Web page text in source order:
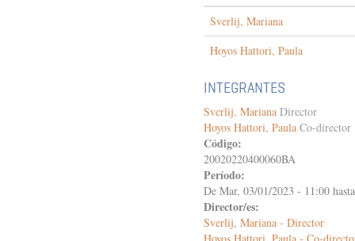
Sverlij, Mariana
Hoyos Hattori, Paula
INTEGRANTES
Sverlij, Mariana Director
Hoyos Hattori, Paula Co-director
Código:
20020220400060BA
Período:
De Mar, 03/01/2023 - 11:00
Director/es:
Sverlij, Mariana - Director